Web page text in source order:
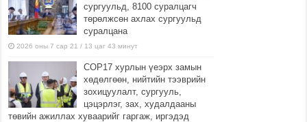
сургуульд, 8100 суралцагч
төрөлжсөн ахлах сургуульд
суралцана
2026 оны 7 сар 21 / 13 цаг 43 минут
COP17 хурлын үеэрх замын
хөдөлгөөн, нийтийн тээврийн
зохицуулалт, сургууль,
цэцэрлэг, зах, худалдааны
төвийн ажиллах хуваарийг гаргаж, иргэдэд